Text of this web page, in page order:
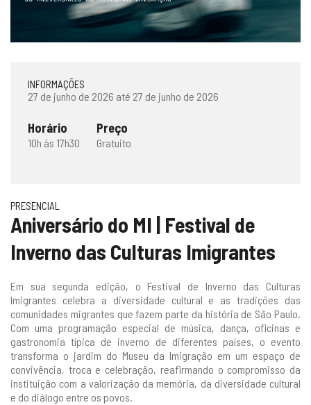
INFORMAÇÕES
27 de junho de 2026 até 27 de junho de 2026
Horário
10h às 17h30
Preço
Gratuito
PRESENCIAL
Aniversário do MI | Festival de
Inverno das Culturas Imigrantes
Em sua segunda edição, o Festival de Inverno das Culturas
Imigrantes celebra a diversidade cultural e as tradições das
comunidades migrantes que fazem parte da história de São Paulo.
Com uma programação especial de música, dança, oficinas e
gastronomia típica de inverno de diferentes países, o evento
transforma o jardim do Museu da Imigração em um espaço de
convivência, troca e celebração, reafirmando o compromisso da
instituição com a valorização da memória, da diversidade cultural
e do diálogo entre os povos.